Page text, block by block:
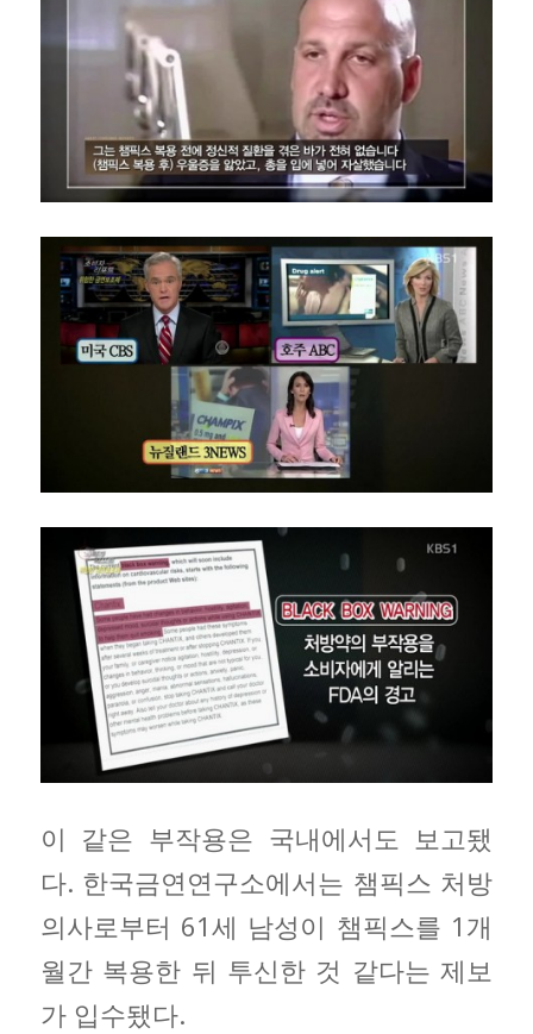
이 같은 부작용은 국내에서도 보고됐
다. 한국금연연구소에서는 챔픽스 처방
의사로부터 61세 남성이 챔픽스를 1개
월간 복용한 뒤 투신한 것 같다는 제보
가 입수됐다.